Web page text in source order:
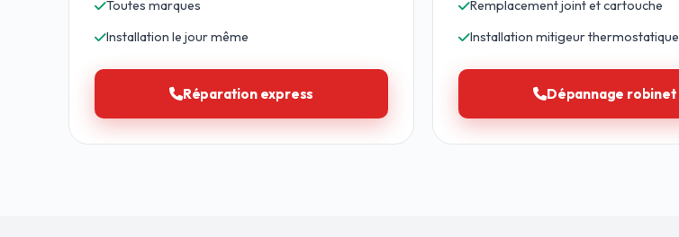
Toutes marques
Installation le jour même
Réparation express
Remplacement joint et cartouche
Installation mitigeur thermostatique
Dépannage robinet